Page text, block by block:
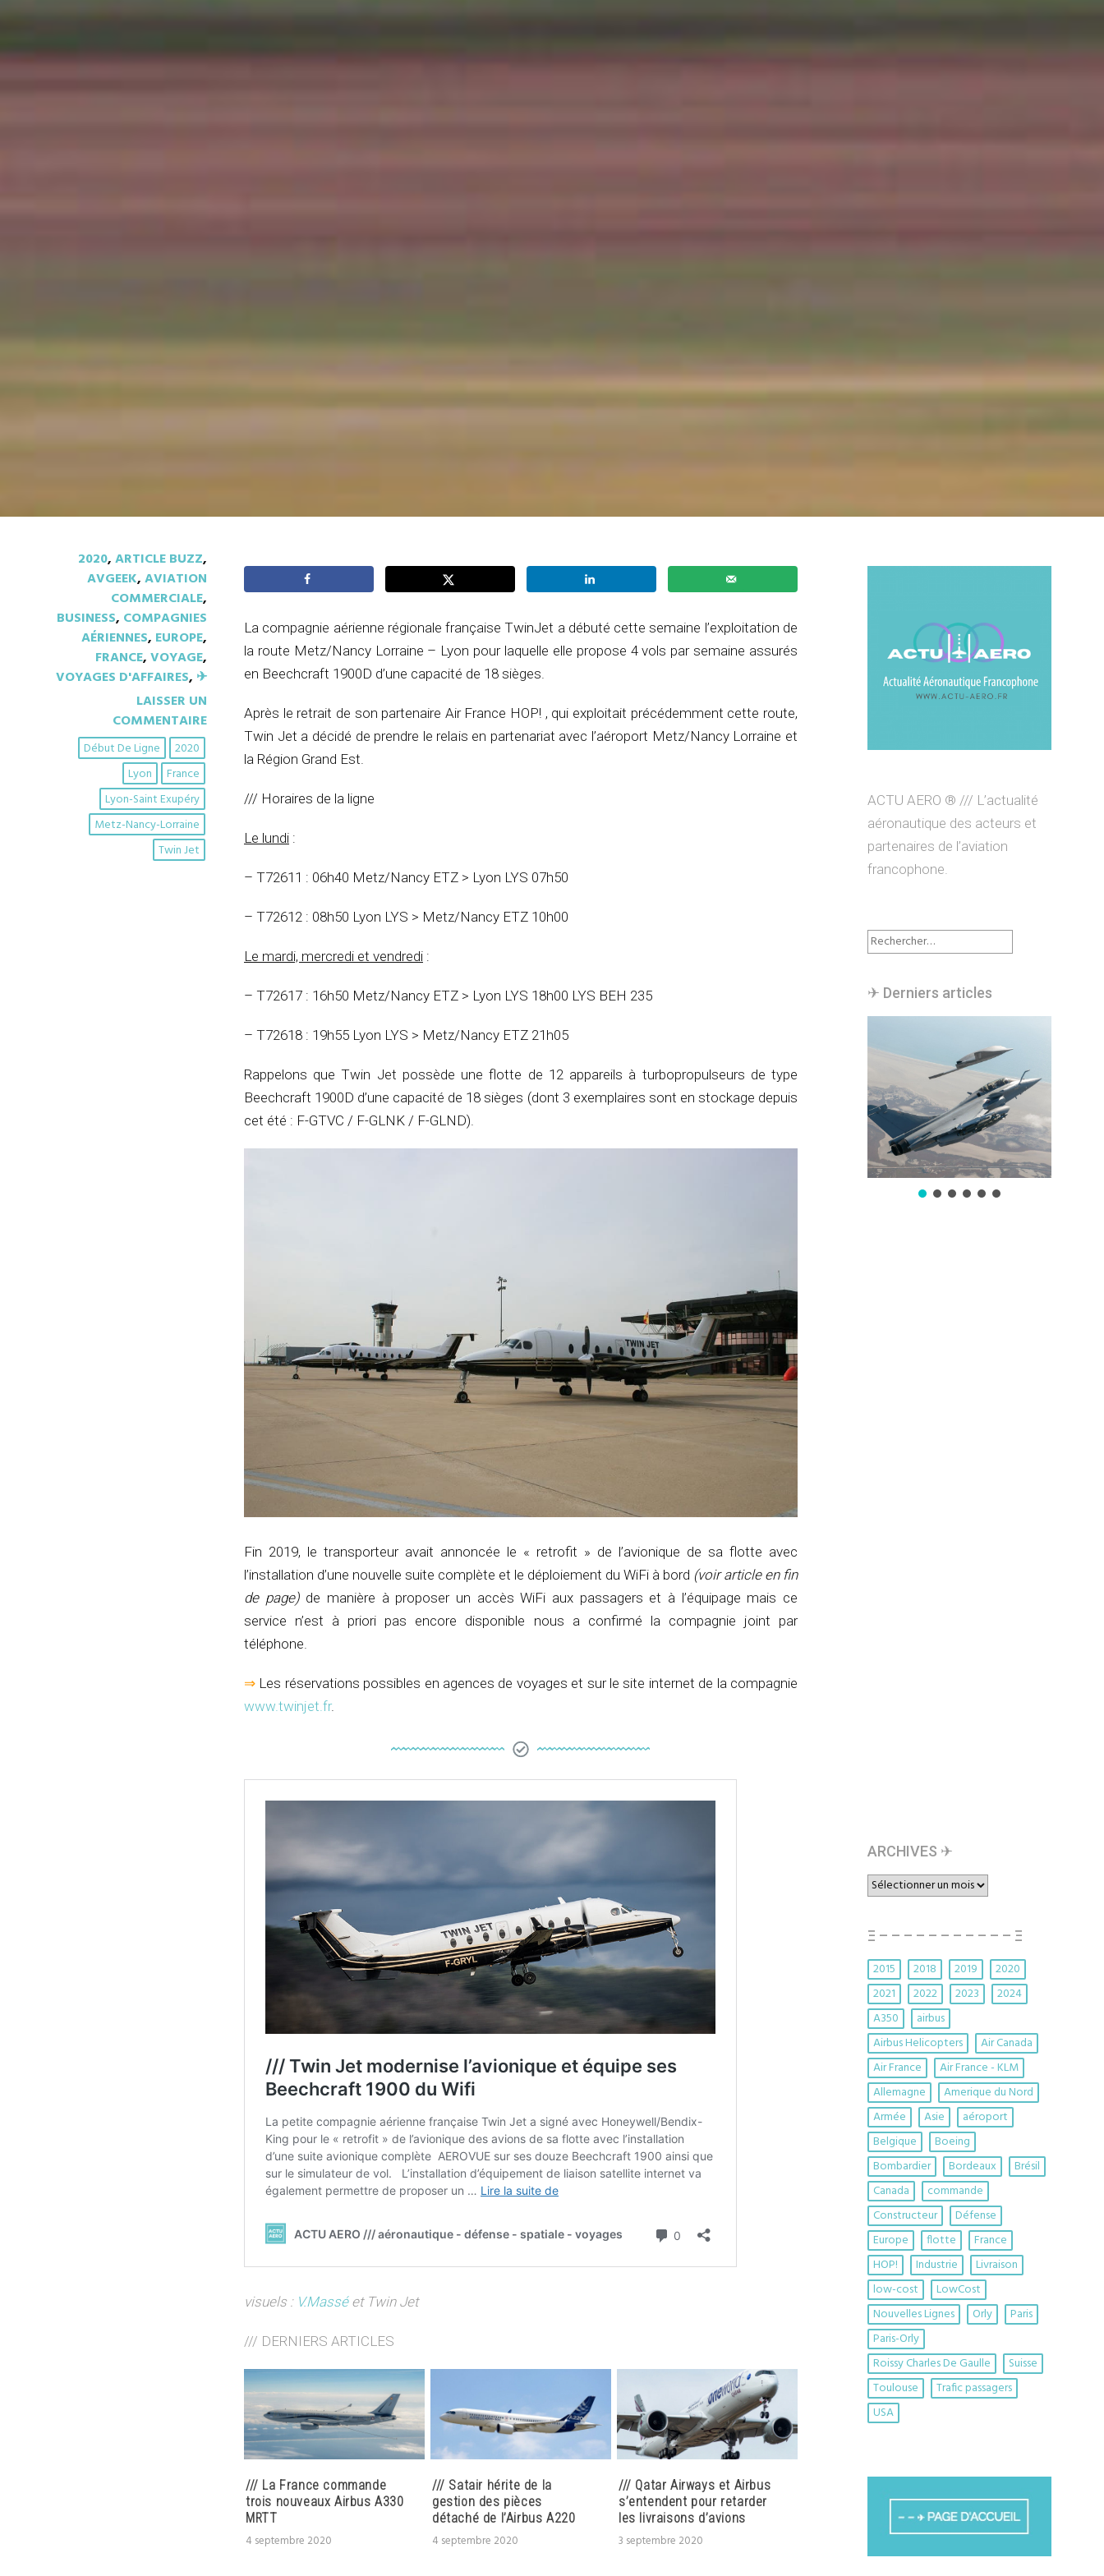
/// TwinJet débute l’exploitation de la ligne Metz/Nancy Lorraine –
2020,ARTICLE BUZZ,
AVGEEK,AVIATION
COMMERCIALE,
BUSINESS, COMPAGNIES
AÉRIENNES, EUROPE,
FRANCE,VOYAGE,
VOYAGES D'AFFAIRES, ✈︎
LAISSER UN
COMMENTAIRE
2020
Début De Ligne
France
Lyon
Lyon-Saint Exupéry
Metz-Nancy-Lorraine
Twin Jet
La compagnie aérienne régionale française TwinJet a débuté cette semaine l’exploitation de
la route Metz/Nancy Lorraine – Lyon pour laquelle elle propose 4 vols par semaine assurés
en Beechcraft 1900D d’une capacité de 18 sièges.
Après le retrait de son partenaire Air France HOP! , qui exploitait précédemment cette route,
Twin Jet a décidé de prendre le relais en partenariat avec l’aéroport Metz/Nancy Lorraine et
la Région Grand Est.
/// Horaires de la ligne
Le lundi :
– T72611 : 06h40 Metz/Nancy ETZ > Lyon LYS 07h50
– T72612 : 08h50 Lyon LYS > Metz/Nancy ETZ 10h00
Le mardi, mercredi et vendredi :
– T72617 : 16h50 Metz/Nancy ETZ > Lyon LYS 18h00 LYS BEH 235
– T72618 : 19h55 Lyon LYS > Metz/Nancy ETZ 21h05
Rappelons que Twin Jet possède une flotte de 12 appareils à turbopropulseurs de type
Beechcraft 1900D d’une capacité de 18 sièges (dont 3 exemplaires sont en stockage depuis
cet été : F-GTVC / F-GLNK / F-GLND).
Fin 2019, le transporteur avait annoncée le « retrofit » de l’avionique de sa flotte avec
l’installation d’une nouvelle suite complète et le déploiement du WiFi à bord (voir article en fin
de page) de manière à proposer un accès WiFi aux passagers et à l’équipage mais ce
service n’est à priori pas encore disponible nous a confirmé la compagnie joint par
téléphone.
⇒ Les réservations possibles en agences de voyages et sur le site internet de la compagnie
www.twinjet.fr.
visuels : V.Masséet Twin Jet
/// DERNIERS ARTICLES
/// La France commande
trois nouveaux Airbus A330
MRTT
4 septembre 2020
/// Satair hérite de la
gestion des pièces
détaché de l’Airbus A220
4 septembre 2020
/// Qatar Airways et Airbus
s’entendent pour retarder
les livraisons d’avions
3 septembre 2020
ACTU AERO ® /// L’actualité
aéronautique des acteurs et
partenaires de l’aviation
francophone.
Rechercher :
✈︎ Derniers articles
ARCHIVES ✈︎
ARCHIVES
✈︎
Ξ – – – – – – – – – – – Ξ
2015 2018 2019
2020
2021
2022 2023
2024
A350
airbus
Airbus Helicopters
Air Canada
Air France
Air France - KLM
Allemagne
Amerique du Nord
Armée
Asie
aéroport
Belgique
Boeing
Bombardier
Bordeaux
Brésil
Canada
commande
Constructeur
Défense
Europe
flotte
France
HOP!
Industrie
Livraison
low-cost
LowCost
Nouvelles Lignes
Orly
Paris
Paris-Orly
Roissy Charles De Gaulle
Suisse
Toulouse
Trafic passagers
USA